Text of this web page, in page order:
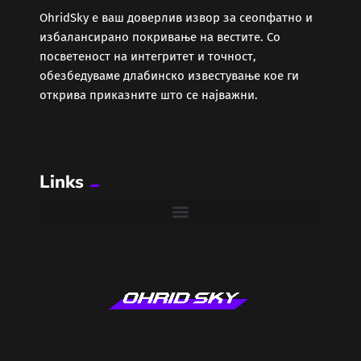
ОhridSky е ваш доверлив извор за сеопфатно и
избалансирано покривање на вестите. Со
посветеност на интегритет и точност,
обезбедуваме длабинско известување кое ги
открива приказните што се најважни.
Links